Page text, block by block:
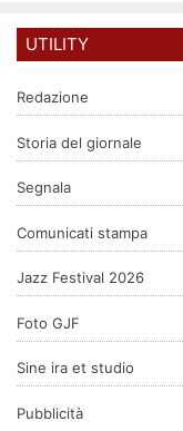
UTILITY
Redazione
Storia del giornale
Segnala
Comunicati stampa
Jazz Festival 2026
Foto GJF
Sine ira et studio
Pubblicità